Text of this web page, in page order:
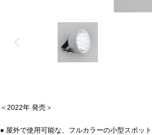
＜2022年 発売＞
● 屋外で使用可能な、フルカラーの小型スポット